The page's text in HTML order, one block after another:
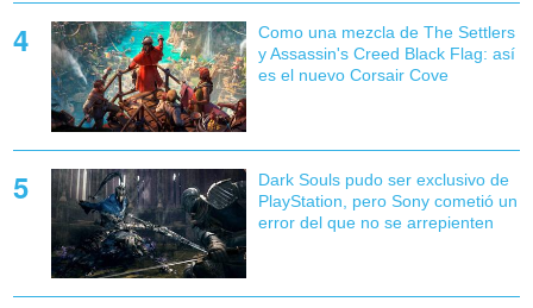
Como una mezcla de The Settlers
y Assassin's Creed Black Flag: así
es el nuevo Corsair Cove
Dark Souls pudo ser exclusivo de
PlayStation, pero Sony cometió un
error del que no se arrepienten